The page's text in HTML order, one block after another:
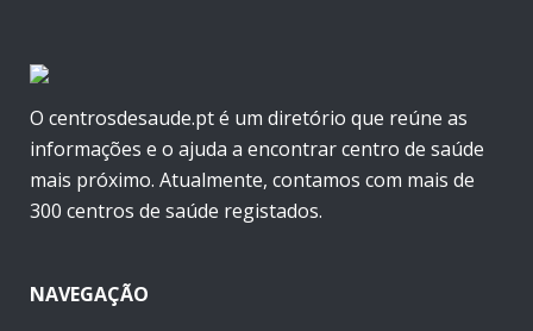
O centrosdesaude.pt é um diretório que reúne as
informações e o ajuda a encontrar centro de saúde
mais próximo. Atualmente, contamos com mais de
300 centros de saúde registados.
NAVEGAÇÃO